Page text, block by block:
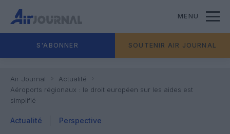
MENU
S'ABONNER SOUTENIR AIR JOURNAL
Air Journal
Actualité
Aéroports régionaux : le droit européen sur les aides est
simplifié
Actualité Perspective